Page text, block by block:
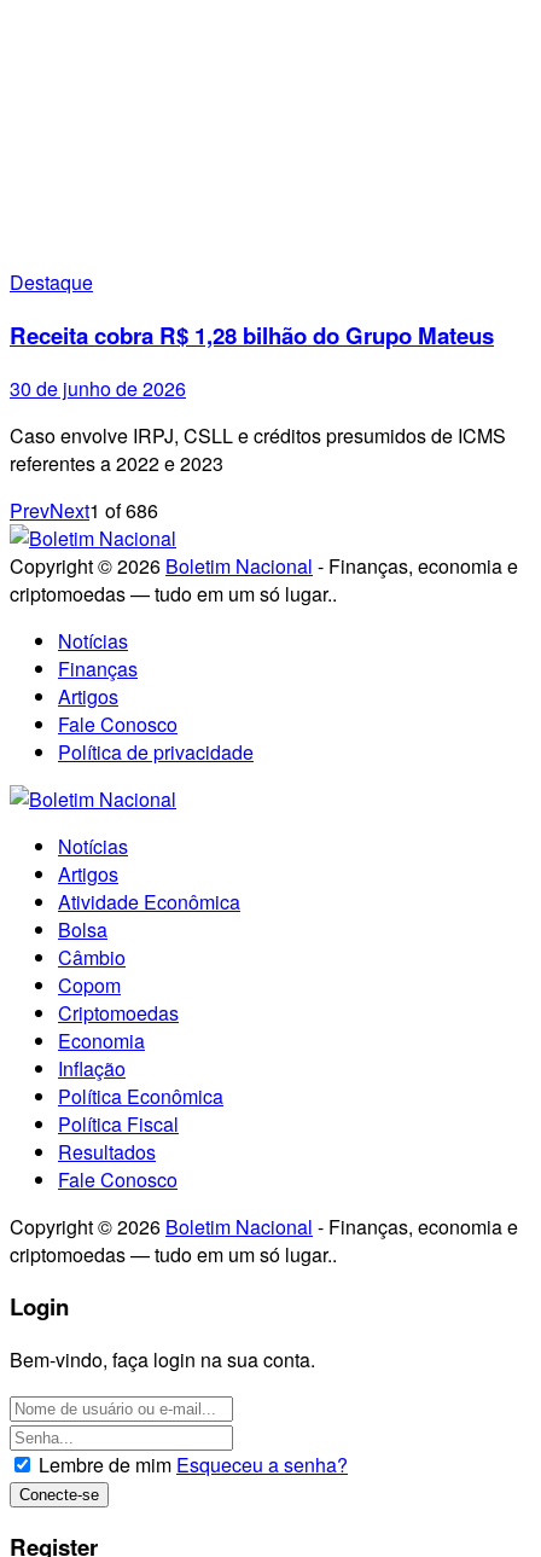
Destaque
Receita cobra R$ 1,28 bilhão do Grupo Mateus
30 de junho de 2026
Caso envolve IRPJ, CSLL e créditos presumidos de ICMS
referentes a 2022 e 2023
PrevNext1 of686
Copyright © 2026 Boletim Nacional - Finanças, economia e
criptomoedas — tudo em um só lugar..
Notícias
Finanças
Artigos
Fale Conosco
Política de privacidade
Notícias
Artigos
Atividade Econômica
Bolsa
Câmbio
Copom
Criptomoedas
Economia
Inflação
Política Econômica
Política Fiscal
Resultados
Fale Conosco
Copyright © 2026 Boletim Nacional - Finanças, economia e
criptomoedas — tudo em um só lugar..
Login
Bem-vindo, faça login na sua conta.
Lembre de mim Esqueceu a senha?
Register